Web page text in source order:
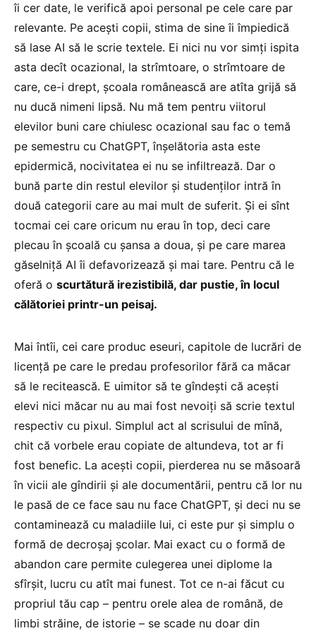
îi cer date, le verifică apoi personal pe cele care par
relevante. Pe acești copii, stima de sine îi împiedică
să lase AI să le scrie textele. Ei nici nu vor simți ispita
asta decît ocazional, la strîmtoare, o strîmtoare de
care, ce-i drept, școala românească are atîta grijă să
nu ducă nimeni lipsă. Nu mă tem pentru viitorul
elevilor buni care chiulesc ocazional sau fac o temă
pe semestru cu ChatGPT, înșelătoria asta este
epidermică, nocivitatea ei nu se infiltrează. Dar o
bună parte din restul elevilor și studenților intră în
două categorii care au mai mult de suferit. Și ei sînt
tocmai cei care oricum nu erau în top, deci care
plecau în școală cu șansa a doua, și pe care marea
găselniță AI îi defavorizează și mai tare. Pentru că le
oferă o scurtătură irezistibilă, dar pustie, în locul
călătoriei printr-un peisaj.
Mai întîi, cei care produc eseuri, capitole de lucrări de
licență pe care le predau profesorilor fără ca măcar
să le recitească. E uimitor să te gîndești că acești
elevi nici măcar nu au mai fost nevoiți să scrie textul
respectiv cu pixul. Simplul act al scrisului de mînă,
chit că vorbele erau copiate de altundeva, tot ar fi
fost benefic. La acești copii, pierderea nu se măsoară
în vicii ale gîndirii și ale documentării, pentru că lor nu
le pasă de ce face sau nu face ChatGPT, și deci nu se
contaminează cu maladiile lui, ci este pur și simplu o
formă de decroșaj școlar. Mai exact cu o formă de
abandon care permite culegerea unei diplome la
sfîrșit, lucru cu atît mai funest. Tot ce n-ai făcut cu
propriul tău cap – pentru orele alea de română, de
limbi străine, de istorie – se scade nu doar din